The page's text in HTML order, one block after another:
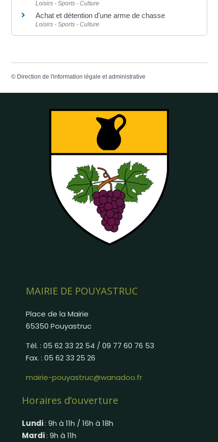
Loisirs - Sports - Culture
Achat et détention d'une arme de chasse
Loisirs - Sports - Culture
© Direction de l'information légale et administrative
MAIRIE DE POUYASTRUC
Place de la Mairie
65350 Pouyastruc
Tél. : 05 62 33 22 54 / 09 77 60 76 53
Fax. : 05 62 33 25 26
mairie-pouyastruc@wanadoo.fr
Horaires d’ouverture
Lundi: 9h à 11h / 16h à 18h
Mardi: 9h à 11h